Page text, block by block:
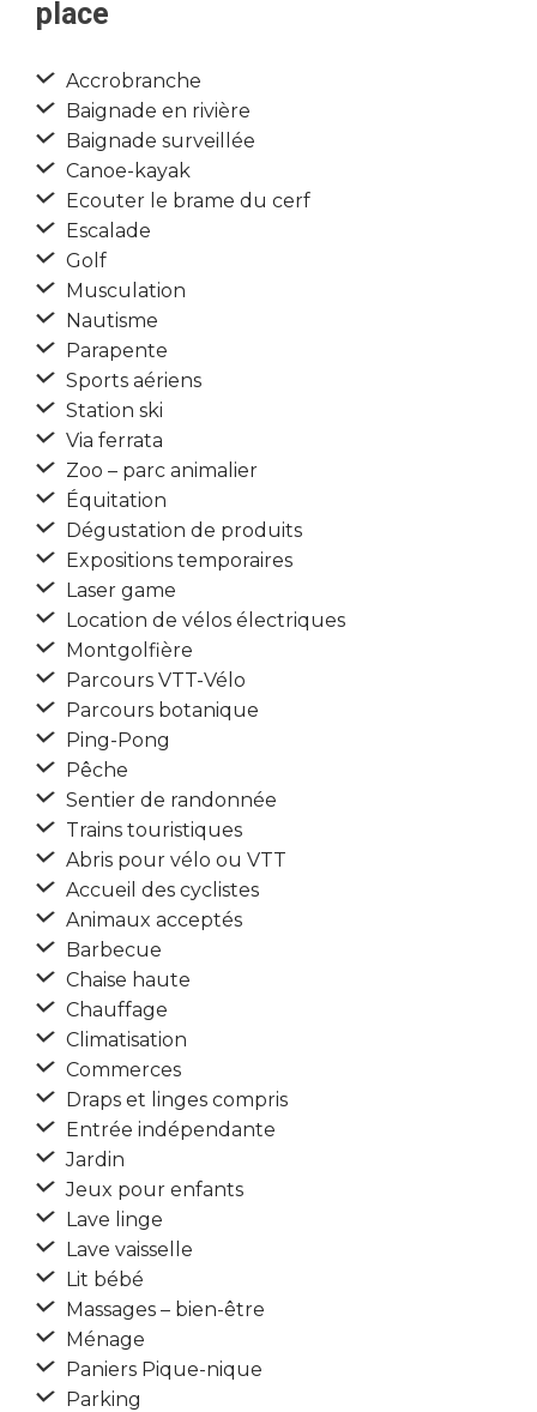
place
Accrobranche
Baignade en rivière
Baignade surveillée
Canoe-kayak
Ecouter le brame du cerf
Escalade
Golf
Musculation
Nautisme
Parapente
Sports aériens
Station ski
Via ferrata
Zoo – parc animalier
Équitation
Dégustation de produits
Expositions temporaires
Laser game
Location de vélos électriques
Montgolfière
Parcours VTT-Vélo
Parcours botanique
Ping-Pong
Pêche
Sentier de randonnée
Trains touristiques
Abris pour vélo ou VTT
Accueil des cyclistes
Animaux acceptés
Barbecue
Chaise haute
Chauffage
Climatisation
Commerces
Draps et linges compris
Entrée indépendante
Jardin
Jeux pour enfants
Lave linge
Lave vaisselle
Lit bébé
Massages – bien-être
Ménage
Paniers Pique-nique
Parking